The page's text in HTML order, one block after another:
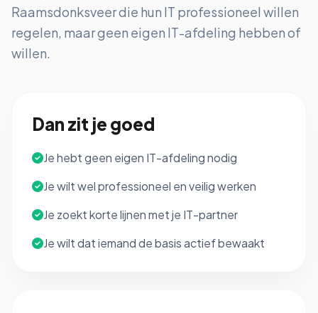
Raamsdonksveer die hun IT professioneel willen
regelen, maar geen eigen IT-afdeling hebben of
willen.
Dan zit je goed
Je hebt geen eigen IT-afdeling nodig
Je wilt wel professioneel en veilig werken
Je zoekt korte lijnen met je IT-partner
Je wilt dat iemand de basis actief bewaakt